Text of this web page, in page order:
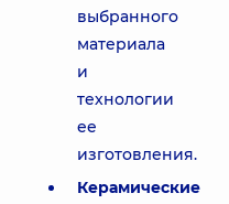
выбранного
материала
и
технологии
ее
изготовления.
Керамические